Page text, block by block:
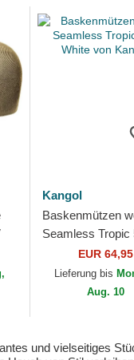
Kangol
Baskenmützen
Seamless Tropic
White von Kangol
EUR 64,95
Lieferung bis
Aug. 10
und vielseitiges